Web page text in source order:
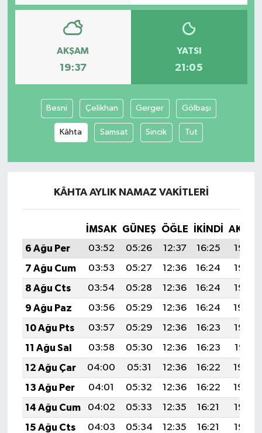
AKŞAM
19:37
YATSI
21:05
Besni Çelikhan Gerger Gölbaşı
Kâhta Samsat Sincik Tut
KÂHTA AYLIK NAMAZ VAKITLERI
İMSAK GÜNEŞ ÖĞLE İKINDI
6 Ağu Per
03:52 05:26 12:37 16:25
19:37
7 Ağu Cum
03:53 05:27 12:36 16:24
19:36
8 Ağu Cts
03:54 05:28 12:36 16:24
19:35
9 Ağu Paz
03:56 05:29 12:36 16:24
19:34
10 Ağu Pts
03:57 05:29 12:36 16:23
19:33
11 Ağu Sal
03:58 05:30 12:36 16:23
19:31
12 Ağu Çar
04:00 05:31 12:36 16:22
19:30
13 Ağu Per
04:01 05:32 12:36 16:22
19:29
14 Ağu Cum
04:02 05:33 12:35 16:21
19:28
15 Ağu Cts
04:03 05:34 12:35 16:21
19:27